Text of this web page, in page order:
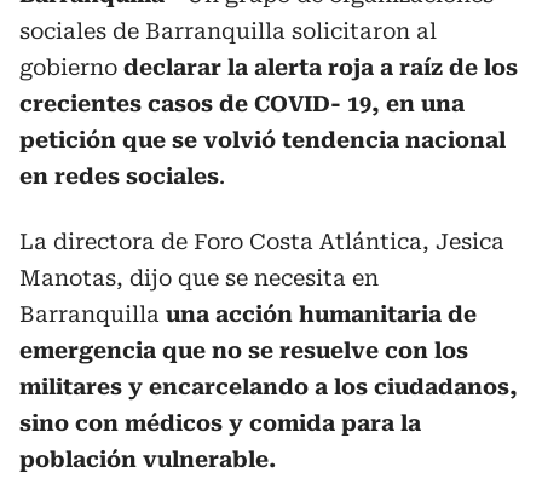
sociales de Barranquilla solicitaron al
gobierno declarar la alerta roja a raíz de los
crecientes casos de COVID- 19, en una
petición que se volvió tendencia nacional
en redes sociales.
La directora de Foro Costa Atlántica, Jesica
Manotas, dijo que se necesita en
Barranquilla una acción humanitaria de
emergencia que no se resuelve con los
militares y encarcelando a los ciudadanos,
sino con médicos y comida para la
población vulnerable.